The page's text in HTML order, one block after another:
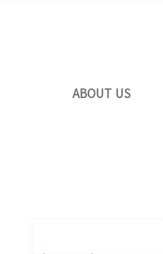
ABOUT US